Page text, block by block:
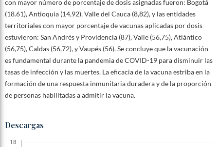
con mayor número de porcentaje de dosis asignadas fueron: Bogotá
(18.61), Antioquia (14,92), Valle del Cauca (8,82), y las entidades
territoriales con mayor porcentaje de vacunas aplicadas por dosis
estuvieron: San Andrés y Providencia (87), Valle (56,75), Atlántico
(56,75), Caldas (56,72), y Vaupés (56). Se concluye que la vacunación
es fundamental durante la pandemia de COVID-19 para disminuir las
tasas de infección y las muertes. La eficacia de la vacuna estriba en la
formación de una respuesta inmunitaria duradera y de la proporción
de personas habilitadas a admitir la vacuna.
Descargas